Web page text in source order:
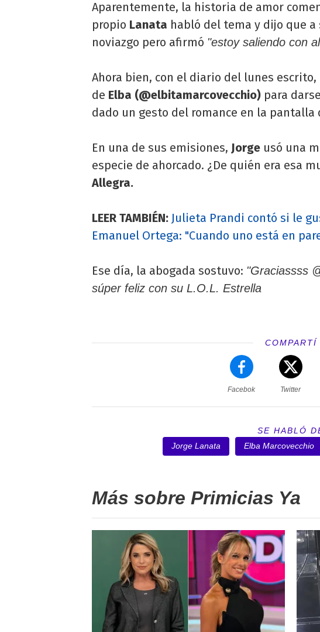
Aparentemente, la historia de amor
propio Lanata habló del tema y dijo que
noviazgo pero afirmó "estoy saliendo con
Ahora bien, con el diario del lunes
de Elba (@elbitamarcovecchio) para
dado un gesto del romance en la pantalla
En una de sus emisiones, Jorge usó una
especie de ahorcado. ¿De quién era esa
Allegra.
LEER TAMBIÉN: Julieta Prandi contó si le
Emanuel Ortega: "Cuando uno está en
Ese día, la abogada sostuvo: "Graciassss
súper feliz con su L.O.L. Estrella
COMPARTÍ
Facebok Twitter
SE HABLÓ
Jorge Lanata
Elba Marcovecchio
Más sobre Primicias Ya